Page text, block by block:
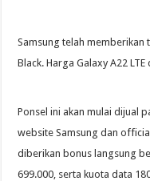
Samsung telah memberikan
Black. Harga Galaxy A22
Ponsel ini akan mulai dijual
website Samsung dan
diberikan bonus langsung
699.000, serta kuota data